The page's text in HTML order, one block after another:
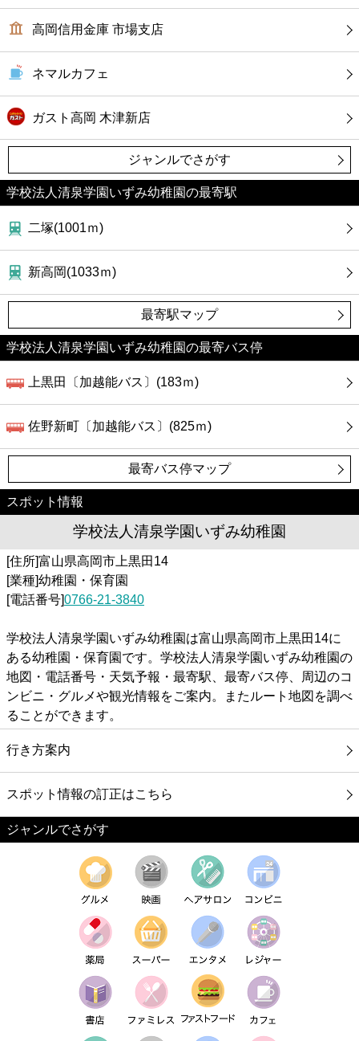
高岡信用金庫 市場支店
ネマルカフェ
ガスト高岡 木津新店
ジャンルでさがす
学校法人清泉学園いずみ幼稚園の最寄駅
二塚(1001ｍ)
新高岡(1033ｍ)
最寄駅マップ
学校法人清泉学園いずみ幼稚園の最寄バス停
上黒田〔加越能バス〕(183ｍ)
佐野新町〔加越能バス〕(825ｍ)
最寄バス停マップ
スポット情報
学校法人清泉学園いずみ幼稚園
[住所]富山県高岡市上黒田14
[業種]幼稚園・保育園
[電話番号]0766-21-3840
学校法人清泉学園いずみ幼稚園は富山県高岡市上黒田14に
ある幼稚園・保育園です。学校法人清泉学園いずみ幼稚園の
地図・電話番号・天気予報・最寄駅、最寄バス停、周辺のコ
ンビニ・グルメや観光情報をご案内。またルート地図を調べ
ることができます。
行き方案内
スポット情報の訂正はこちら
ジャンルでさがす